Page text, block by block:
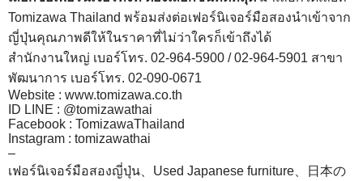
Tomizawa Thailand พร้อมส่งต่อเฟอร์นิเจอร์มือสองนำเข้าจาก
ญี่ปุ่นคุณภาพดีให้ในราคาที่ไม่ว่าใครก็เข้าถึงได้
สำนักงานใหญ่ เบอร์โทร. 02-964-5900 / 02-964-5901 สาขา
พัฒนาการ เบอร์โทร. 02-090-0671
Website : www.tomizawa.co.th
ID LINE : @tomizawathai
Facebook : TomizawaThailand
Instagram : tomizawathai
–
เฟอร์นิเจอร์มือสองญี่ปุ่น、Used Japanese furniture、日本の